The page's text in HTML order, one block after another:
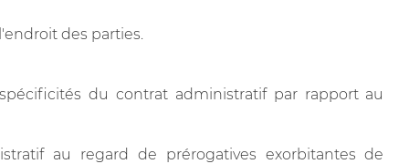
des parties.
du contrat administratif par rapport au
au regard de prérogatives exorbitantes de